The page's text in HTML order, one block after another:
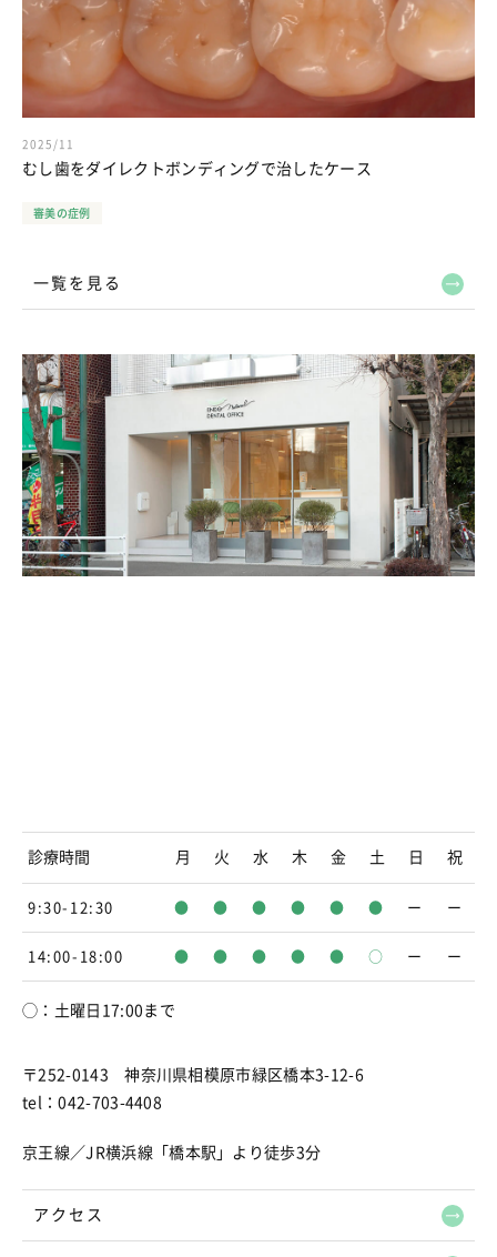
2025/11
むし歯をダイレクトボンディングで治したケース
審美の症例
一覧を見る
診療時間 月 火 水 木 金 土 日 祝
9:30-12:30 ● ● ● ● ● ● ー ー
14:00-18:00 ● ● ● ● ● ○ ー ー
◯：土曜日17:00まで
〒252-0143 神奈川県相模原市緑区橋本3-12-6
tel：042-703-4408
京王線／JR横浜線「橋本駅」より徒歩3分
アクセス